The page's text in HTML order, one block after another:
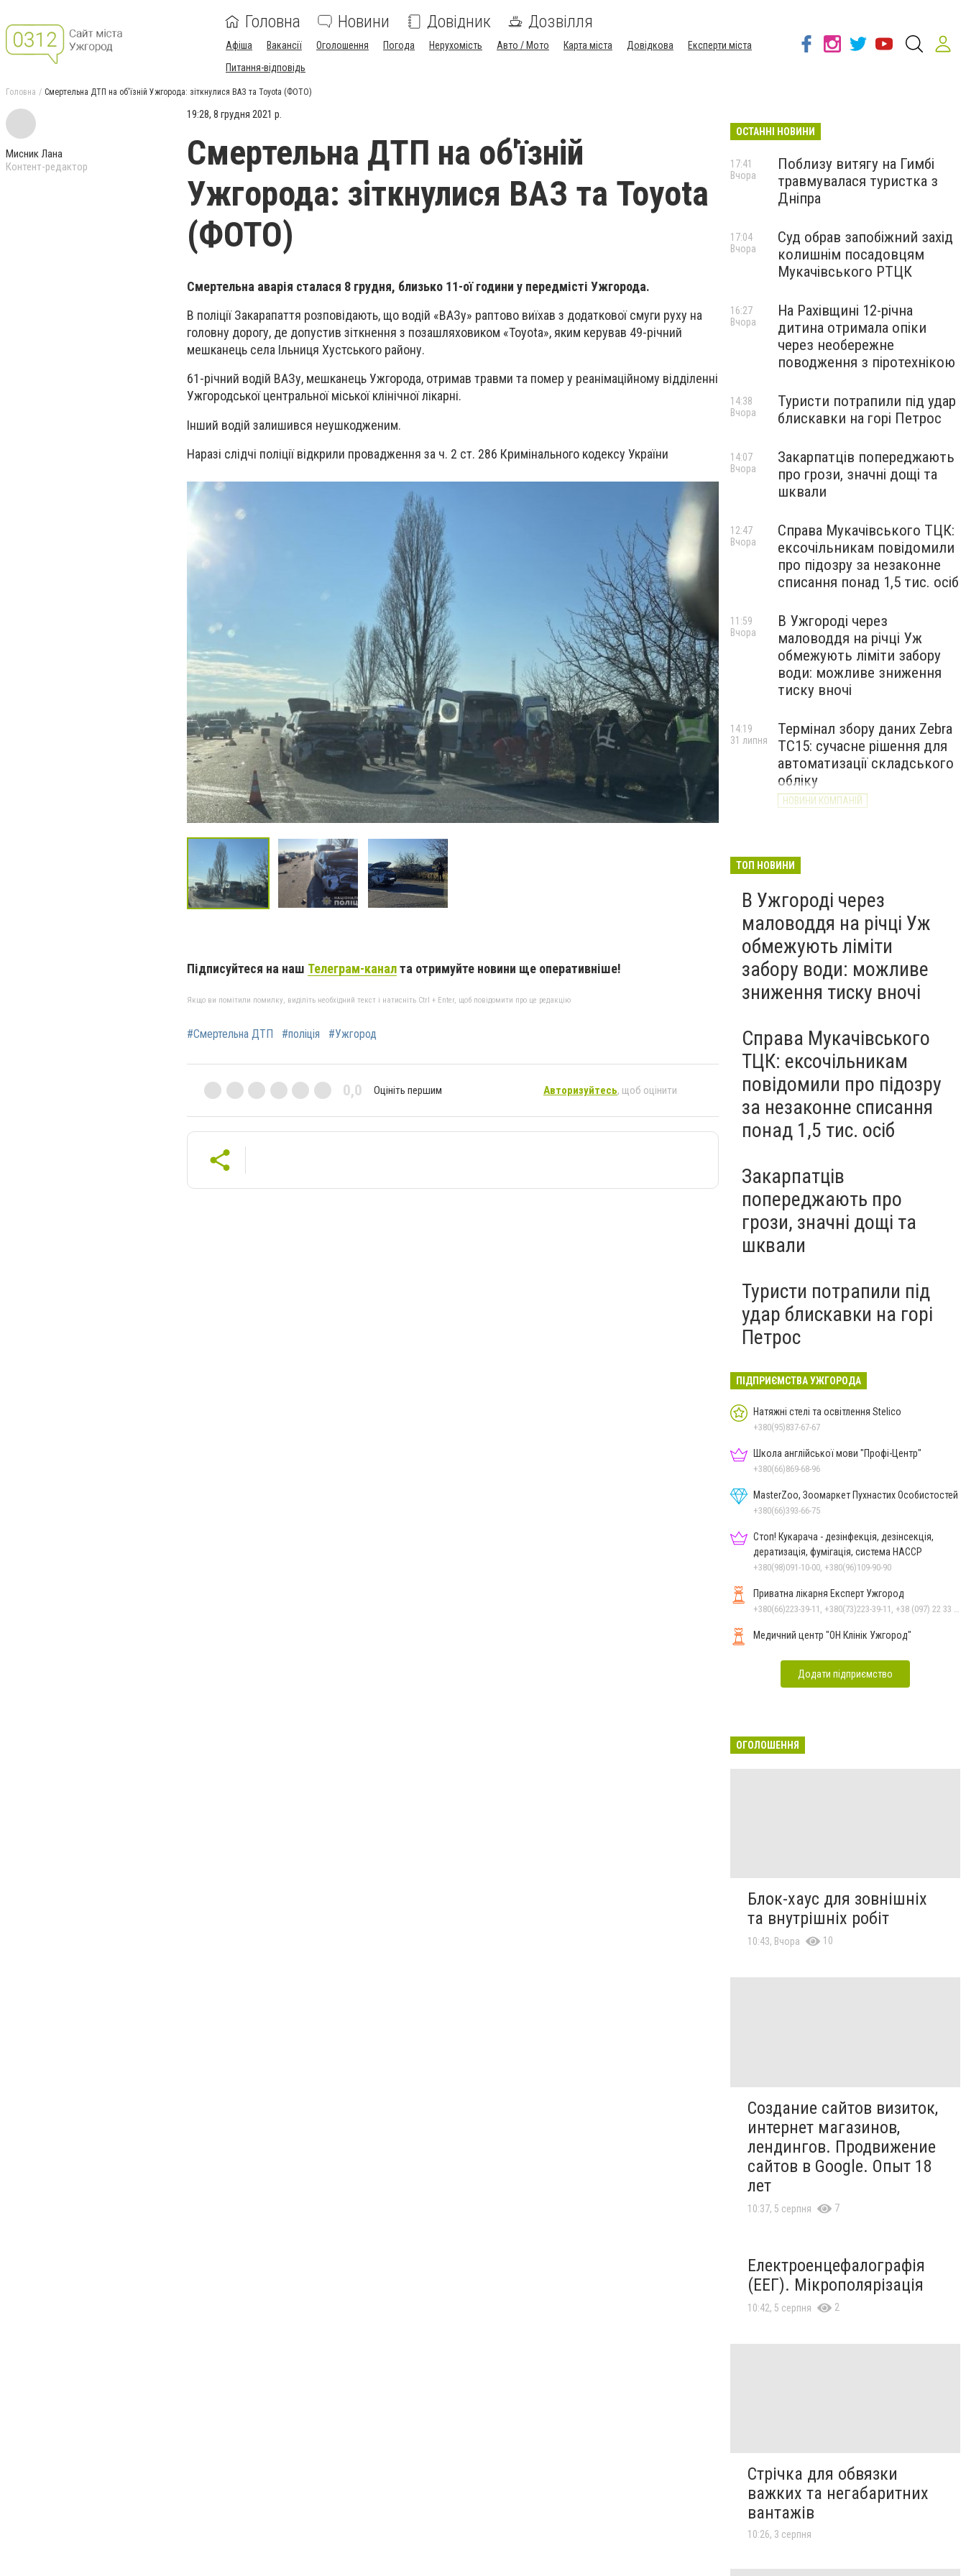
Головна Новини Довідник Дозвілля
Афіша Вакансії Оголошення Погода Нерухомість Авто / Мото Карта міста Довідкова
Експерти міста
Питання-відповідь
Головна Смертельна ДТП на об'їзній Ужгорода: зіткнулися ВАЗ та Toyota (ФОТО)
Мисник Лана
Контент-редактор
19:28, 8 грудня 2021 р.
Смертельна ДТП на об'їзній
Ужгорода: зіткнулися ВАЗ та Toyota
(ФОТО)
Смертельна аварія сталася 8 грудня, близько 11-ої години у передмісті Ужгорода.
В поліції Закарапаття розповідають, що водій «ВАЗу» раптово виїхав з додаткової смуги руху на
головну дорогу, де допустив зіткнення з позашляховиком «Toyota», яким керував 49-річний
мешканець села Ільниця Хустського району.
61-річний водій ВАЗу, мешканець Ужгорода, отримав травми та помер у реанімаційному відділенні
Ужгородської центральної міської клінічної лікарні.
Інший водій залишився неушкодженим.
Наразі слідчі поліції відкрили провадження за ч. 2 ст. 286 Кримінального кодексу України
Підписуйтеся на наш Телеграм-каналта отримуйте новини ще оперативніше!
Якщо ви помітили помилку, виділіть необхідний текст і натисніть Ctrl + Enter, щоб повідомити про це редакцію
#Смертельна ДТП #поліція #Ужгород
0,0 Оцініть першим Авторизуйтесь, щоб оцінити
ОСТАННІ НОВИНИ
Поблизу витягу на Гимбі
травмувалася туристка з
Дніпра
17:41
Вчора
Суд обрав запобіжний захід
колишнім посадовцям
Мукачівського РТЦК
17:04
Вчора
На Рахівщині 12-річна
дитина отримала опіки
через необережне
поводження з піротехнікою
16:27
Вчора
Туристи потрапили під удар
блискавки на горі Петрос
14:38
Вчора
Закарпатців попереджають
про грози, значні дощі та
шквали
14:07
Вчора
Справа Мукачівського ТЦК:
ексочільникам повідомили
про підозру за незаконне
списання понад 1,5 тис. осіб
12:47
Вчора
В Ужгороді через
маловоддя на річці Уж
обмежують ліміти забору
води: можливе зниження
тиску вночі
11:59
Вчора
Термінал збору даних Zebra
TC15: сучасне рішення для
автоматизації складського
обліку
НОВИНИ КОМПАНІЙ
14:19
31 липня
ТОП НОВИНИ
В Ужгороді через
маловоддя на річці Уж
обмежують ліміти
забору води: можливе
зниження тиску вночі
Справа Мукачівського
ТЦК: ексочільникам
повідомили про підозру
за незаконне списання
понад 1,5 тис. осіб
Закарпатців
попереджають про
грози, значні дощі та
шквали
Туристи потрапили під
удар блискавки на горі
Петрос
ПІДПРИЄМСТВА УЖГОРОДА
Натяжні стелі та освітлення Stelico
+380(95)837-67-67
Школа англійської мови "Профі-Центр"
+380(66)869-68-96
MasterZoo, Зоомаркет Пухнастих Особистостей
+380(66)393-66-75
Стоп! Кукарача - дезінфекція, дезінсекція,
дератизація, фумігація, система HACCP
+380(98)091-10-00, +380(96)109-90-90
Приватна лікарня Експерт Ужгород
+380(66)223-39-11, +380(73)223-39-11, +38 (097) 22 33 911
Медичний центр "ОН Клінік Ужгород"
Додати підприємство
ОГОЛОШЕННЯ
Блок-хаус для зовнішніх
та внутрішніх робіт
10:43, Вчора 10
Создание сайтов визиток,
интернет магазинов,
лендингов. Продвижение
сайтов в Google. Опыт 18
лет
10:37, 5 серпня 7
Електроенцефалографія
(ЕЕГ). Мікрополярізація
10:42, 5 серпня 2
Стрічка для обвязки
важких та негабаритних
вантажів
10:26, 3 серпня